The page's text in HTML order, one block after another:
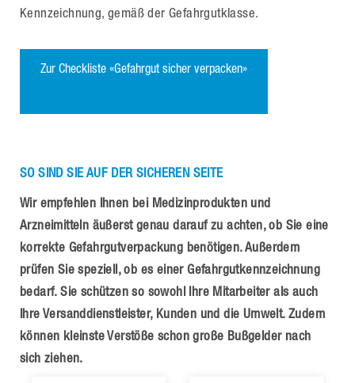
Kennzeichnung, gemäß der Gefahrgutklasse.
Zur Checkliste «Gefahrgut sicher verpacken»
SO SIND SIE AUF DER SICHEREN SEITE
Wir empfehlen Ihnen bei Medizinprodukten und
Arzneimitteln äußerst genau darauf zu achten, ob Sie eine
korrekte Gefahrgutverpackung benötigen. Außerdem
prüfen Sie speziell, ob es einer Gefahrgutkennzeichnung
bedarf. Sie schützen so sowohl Ihre Mitarbeiter als auch
Ihre Versanddienstleister, Kunden und die Umwelt. Zudem
können kleinste Verstöße schon große Bußgelder nach
sich ziehen.